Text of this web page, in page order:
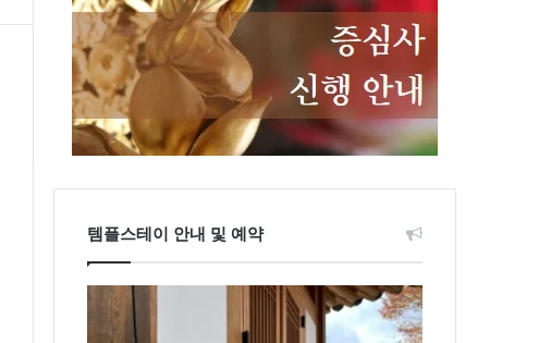
템플스테이 안내 및 예약